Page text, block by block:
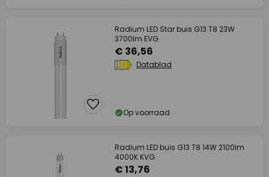
Radium LED Star buis G13 T8 23W
3700lm EVG
€ 36,56
Datablad
Op voorraad
Radium LED buis G13 T8 14W 2100lm
4000K KVG
€ 13,76